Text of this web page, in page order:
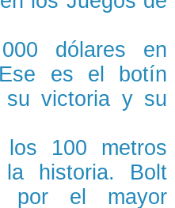
dólares en
es el botín
victoria y su
100 metros
historia. Bolt
por el mayor